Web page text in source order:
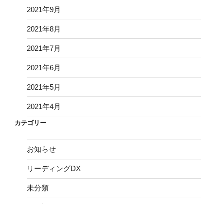
2021年9月
2021年8月
2021年7月
2021年6月
2021年5月
2021年4月
カテゴリー
お知らせ
リーディングDX
未分類